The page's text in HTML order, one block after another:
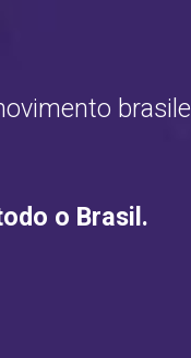
o Brasil.